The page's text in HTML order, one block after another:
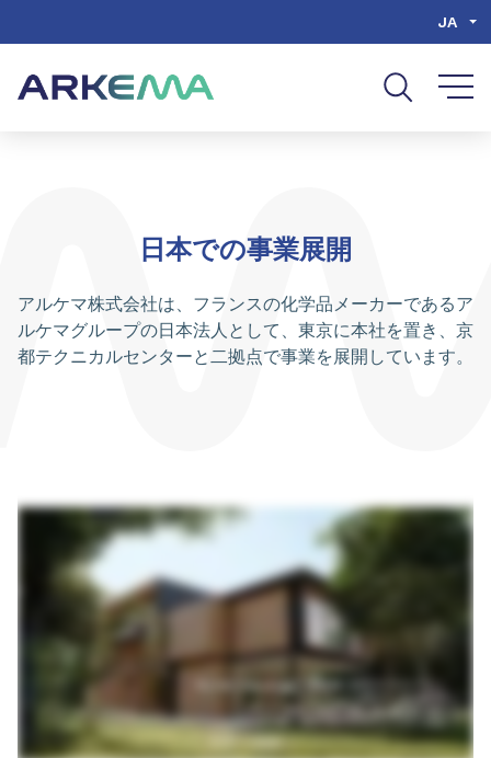
JA
日本での事業展開
アルケマ株式会社は、フランスの化学品メーカーであるア
ルケマグループの日本法人として、東京に本社を置き、京
都テクニカルセンターと二拠点で事業を展開しています。